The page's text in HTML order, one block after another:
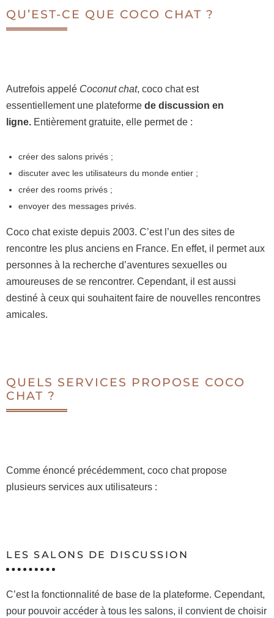
QU’EST-CE QUE COCO CHAT ?
Autrefois appelé Coconut chat, coco chat est
essentiellement une plateforme de discussion en
ligne. Entièrement gratuite, elle permet de :
créer des salons privés ;
discuter avec les utilisateurs du monde entier ;
créer des rooms privés ;
envoyer des messages privés.
Coco chat existe depuis 2003. C’est l’un des sites de
rencontre les plus anciens en France. En effet, il permet aux
personnes à la recherche d’aventures sexuelles ou
amoureuses de se rencontrer. Cependant, il est aussi
destiné à ceux qui souhaitent faire de nouvelles rencontres
amicales.
QUELS SERVICES PROPOSE COCO
CHAT ?
Comme énoncé précédemment, coco chat propose
plusieurs services aux utilisateurs :
LES SALONS DE DISCUSSION
C’est la fonctionnalité de base de la plateforme. Cependant,
pour pouvoir accéder à tous les salons, il convient de choisir